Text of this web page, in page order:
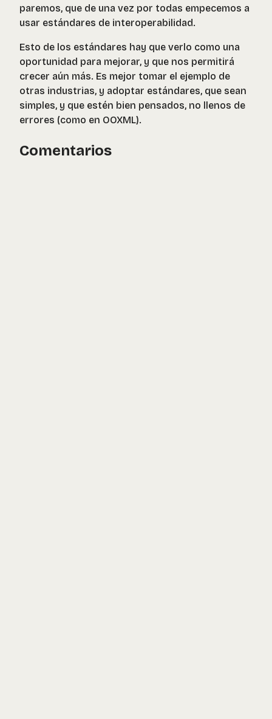
paremos, que de una vez por todas empecemos a
usar estándares de interoperabilidad.
Esto de los estándares hay que verlo como una
oportunidad para mejorar, y que nos permitirá
crecer aún más. Es mejor tomar el ejemplo de
otras industrias, y adoptar estándares, que sean
simples, y que estén bien pensados, no llenos de
errores (como en OOXML).
Comentarios